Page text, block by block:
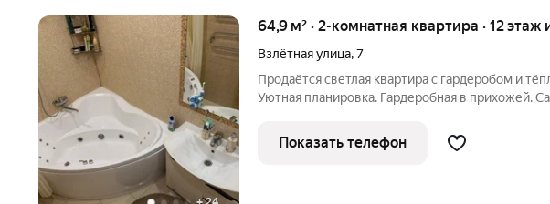
64,9 м² · 2-комнатная квартира · 12 этаж
Взлётная улица,7
Продаётся светлая квартира с гардеробом и
Уютная планировка. Гардеробная в прихожей.
для игр и работы.
Показать телефон